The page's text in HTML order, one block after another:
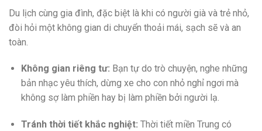
Du lịch cùng gia đình, đặc biệt là khi có người già và trẻ nhỏ,
đòi hỏi một không gian di chuyển thoải mái, sạch sẽ và an
toàn.
Không gian riêng tư: Bạn tự do trò chuyện, nghe những
bản nhạc yêu thích, dừng xe cho con nhỏ nghỉ ngơi mà
không sợ làm phiền hay bị làm phiền bởi người lạ.
Tránh thời tiết khắc nghiệt: Thời tiết miền Trung có